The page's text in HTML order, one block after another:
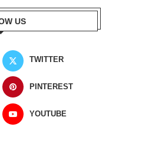
US
TWITTER
PINTEREST
YOUTUBE